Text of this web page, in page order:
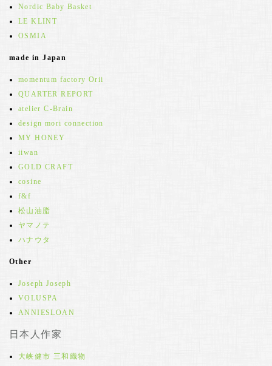
Nordic Baby Basket
LE KLINT
OSMIA
made in Japan
momentum factory Orii
QUARTER REPORT
atelier C-Brain
design mori connection
MY HONEY
iiwan
GOLD CRAFT
cosine
f&f
松山油脂
ヤマノテ
ハナウタ
Other
Joseph Joseph
VOLUSPA
ANNIESLOAN
日本人作家
大峡健市 三和織物